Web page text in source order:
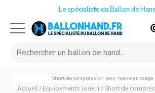
Le spécialiste du Ballon de
Short de compression pour hommes rouge
Accueil/ Equipements Joueur/ Short de